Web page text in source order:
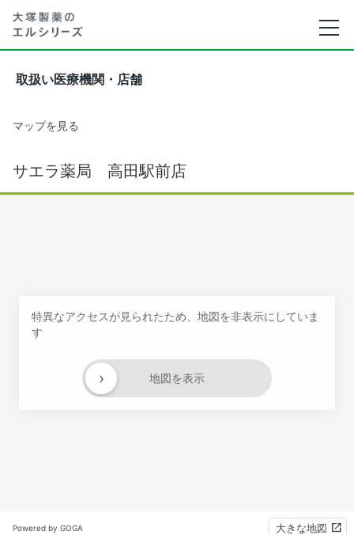
取扱い医療機関・店舗
マップを見る
サエラ薬局 高田駅前店
特異なアクセスが見られたため、地図を非表示にしていま
す
地図を表示
›
Powered by GOGA 大きな地図